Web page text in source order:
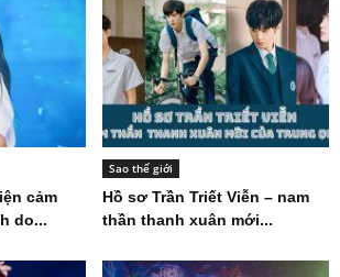
cảm
do...
Sao thế giới
Hồ sơ Trần Triết Viễn – nam
thần thanh xuân mới...